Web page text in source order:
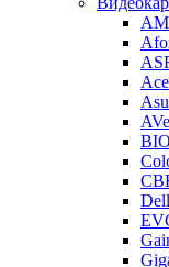
Dell